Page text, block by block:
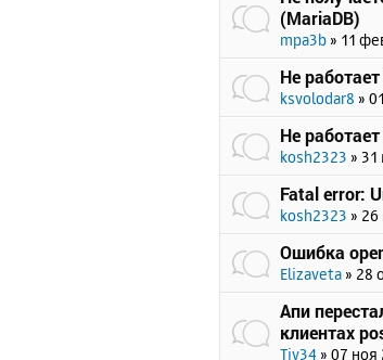
(MariaDB)
mpa3b » 11
Не
ksvolodar8 »
Не
kosh2323 » 31
Fatal error:
kosh2323 » 26
Ошибка
Elizaveta » 28
Апи
клиентах
Tiv34 » 07 ноя